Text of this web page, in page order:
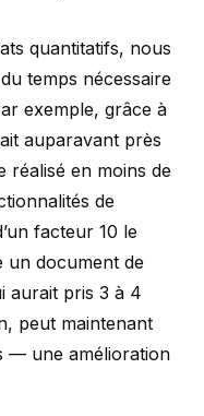
quantitatifs, nous
temps nécessaire
exemple, grâce à
auparavant près
réalisé en moins de
de
facteur 10 le
un document de
aurait pris 3 à 4
peut maintenant
— une amélioration